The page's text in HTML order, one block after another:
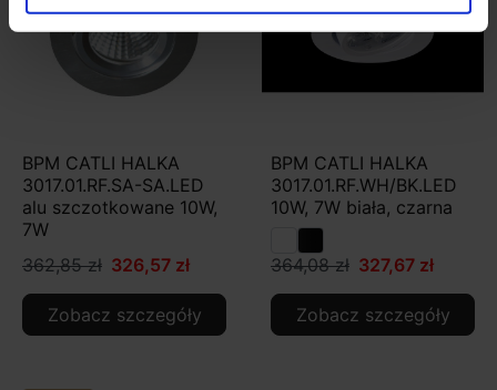
BPM CATLI HALKA
3017.01.RF.SA-SA.LED
alu szczotkowane 10W,
7W
362,85 zł 326,57 zł
Zobacz szczegóły
BPM CATLI HALKA
3017.01.RF.WH/BK.LED
10W, 7W biała, czarna
364,08 zł 327,67 zł
Zobacz szczegóły